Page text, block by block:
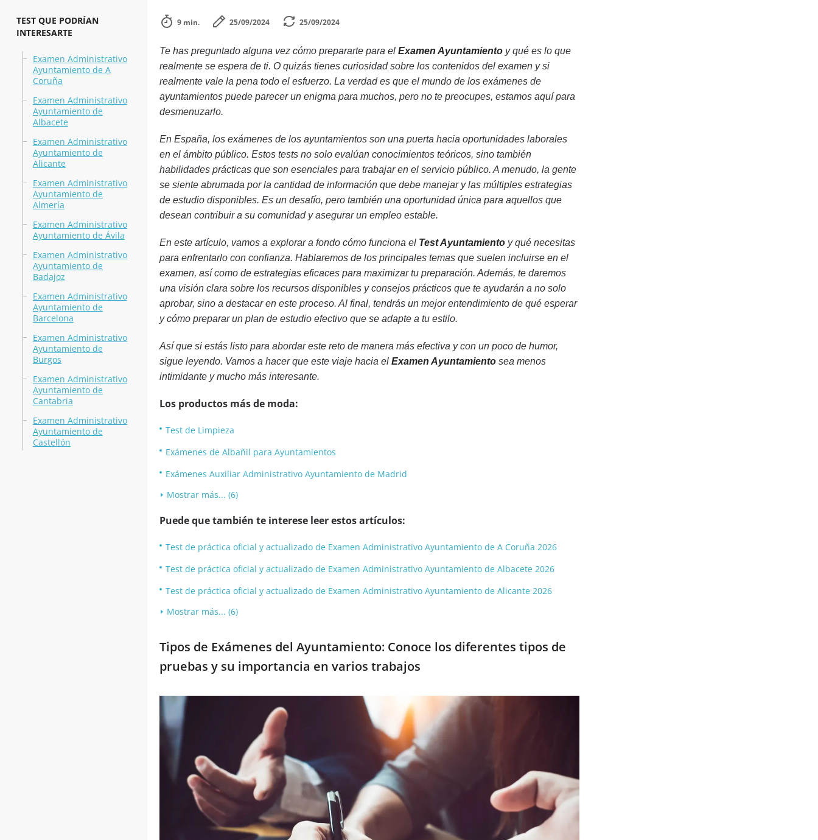
TEST QUE PODRÍAN
INTERESARTE
Examen Administrativo
Ayuntamiento de A
Coruña
Examen Administrativo
Ayuntamiento de
Albacete
Examen Administrativo
Ayuntamiento de
Alicante
Examen Administrativo
Ayuntamiento de
Almería
Examen Administrativo
Ayuntamiento de Ávila
Examen Administrativo
Ayuntamiento de
Badajoz
Examen Administrativo
Ayuntamiento de
Barcelona
Examen Administrativo
Ayuntamiento de
Burgos
Examen Administrativo
Ayuntamiento de
Cantabria
Examen Administrativo
Ayuntamiento de
Castellón
9 min. 25/09/2024 25/09/2024
Te has preguntado alguna vez cómo prepararte para el Examen Ayuntamientoy qué es lo que
realmente se espera de ti. O quizás tienes curiosidad sobre los contenidos del examen y si
realmente vale la pena todo el esfuerzo. La verdad es que el mundo de los exámenes de
ayuntamientos puede parecer un enigma para muchos, pero no te preocupes, estamos aquí para
desmenuzarlo.
En España, los exámenes de los ayuntamientos son una puerta hacia oportunidades laborales
en el ámbito público. Estos tests no solo evalúan conocimientos teóricos, sino también
habilidades prácticas que son esenciales para trabajar en el servicio público. A menudo, la gente
se siente abrumada por la cantidad de información que debe manejar y las múltiples estrategias
de estudio disponibles. Es un desafío, pero también una oportunidad única para aquellos que
desean contribuir a su comunidad y asegurar un empleo estable.
En este artículo, vamos a explorar a fondo cómo funciona el Test Ayuntamientoy qué necesitas
para enfrentarlo con confianza. Hablaremos de los principales temas que suelen incluirse en el
examen, así como de estrategias eficaces para maximizar tu preparación. Además, te daremos
una visión clara sobre los recursos disponibles y consejos prácticos que te ayudarán a no solo
aprobar, sino a destacar en este proceso. Al final, tendrás un mejor entendimiento de qué esperar
y cómo preparar un plan de estudio efectivo que se adapte a tu estilo.
Así que si estás listo para abordar este reto de manera más efectiva y con un poco de humor,
sigue leyendo. Vamos a hacer que este viaje hacia el Examen Ayuntamientosea menos
intimidante y mucho más interesante.
Los productos más de moda:
Test de Limpieza
Exámenes de Albañil para Ayuntamientos
Exámenes Auxiliar Administrativo Ayuntamiento de Madrid
Mostrar más... (6)
Puede que también te interese leer estos artículos:
Test de práctica oficial y actualizado de Examen Administrativo Ayuntamiento de A Coruña 2026
Test de práctica oficial y actualizado de Examen Administrativo Ayuntamiento de Albacete 2026
Test de práctica oficial y actualizado de Examen Administrativo Ayuntamiento de Alicante 2026
Mostrar más... (6)
Tipos de Exámenes del Ayuntamiento: Conoce los diferentes tipos de
pruebas y su importancia en varios trabajos